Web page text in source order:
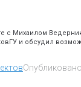
с Михаилом
и обсудил
Опубликовано